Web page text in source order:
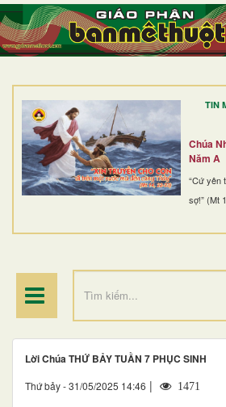
TIN
Chúa
Năm A
“Cứ yên
sợ!” (Mt
TRANG NHẤT
GIỚI THIỆU
DÒNG TU
BAN MỤC VỤ
ĐOÀN THỂ CG
ĐIỂM HÀNH HƯƠNG
Lời Chúa THỨ BẢY TUẦN 7 PHỤC SINH
Thứ bảy - 31/05/2025 14:46 | 1471